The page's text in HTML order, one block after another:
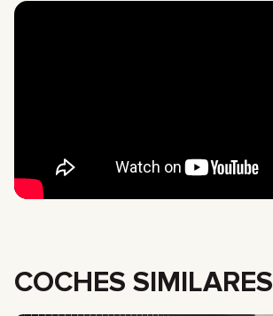
COCHES SIMILARES